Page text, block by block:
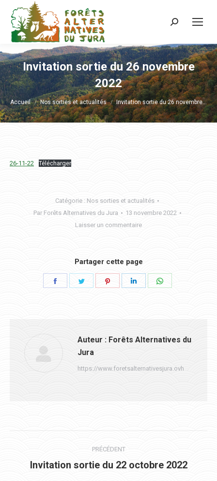
Recherche
Invitation sortie du 26 novembre
2022
Vous êtes ici :
Accueil Nos sorties et actualités Invitation sortie du 26 novembre…
26-11-22 Télécharger
Catégorie : Nos sorties et actualités
Par Forêts Alternatives du Jura
13 novembre 2022
Laisser un commentaire
Partager cette page
Partager Partager Partager Partager
Auteur : Forêts Alternatives du
Jura
https://www.foretsalternativesjura.ovh
article
PRÉCÉDENT
Article
Invitation sortie du 22 octobre 2022